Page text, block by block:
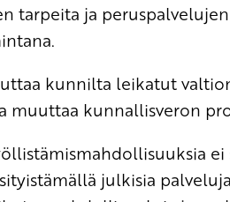
tarpeita ja
kunnilta leikatut
kunnallisveron
ei
julkisia